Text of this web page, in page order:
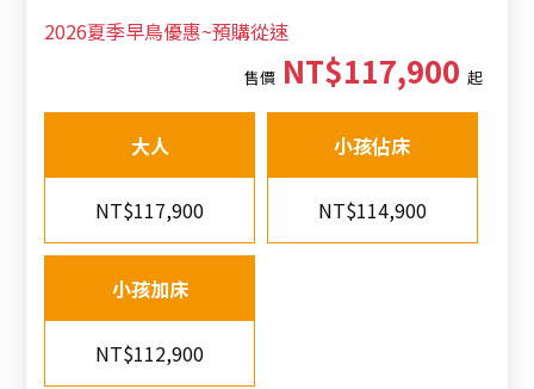
2026夏季早鳥優惠~預購從速
售價NT$117,900 起
大人
NT$117,900
小孩佔床
NT$114,900
小孩加床
NT$112,900